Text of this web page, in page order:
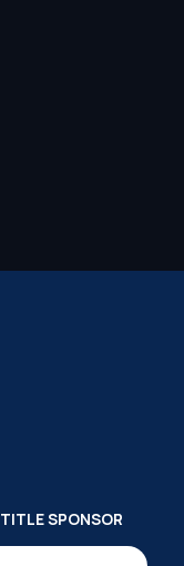
TITLE SPONSOR